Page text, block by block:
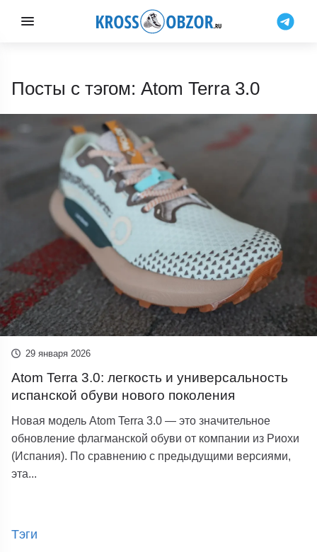
Посты с тэгом: Atom Terra 3.0
29 января 2026
Atom Terra 3.0: легкость и универсальность
испанской обуви нового поколения
Новая модель Atom Terra 3.0 — это значительное
обновление флагманской обуви от компании из Риохи
(Испания). По сравнению с предыдущими версиями,
эта...
Тэги